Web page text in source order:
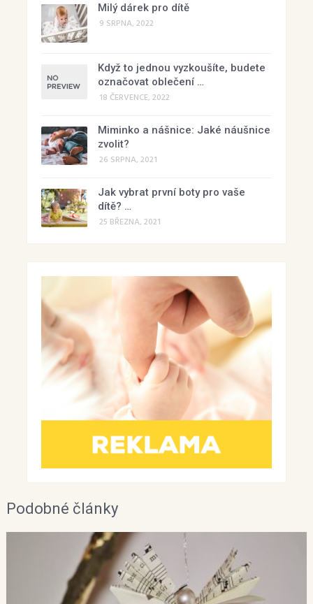
Milý dárek pro dítě
9 SRPNA, 2022
Když to jednou vyzkoušíte, budete
označovat oblečení …
18 ČERVENCE, 2022
Miminko a nášnice: Jaké náušnice
zvolit?
26 SRPNA, 2021
Jak vybrat první boty pro vaše
dítě? …
25 BŘEZNA, 2021
Podobné články